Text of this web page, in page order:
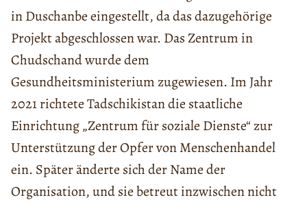
in Duschanbe eingestellt, da das dazugehörige
Projekt abgeschlossen war. Das Zentrum in
Chudschand wurde dem
Gesundheitsministerium zugewiesen. Im Jahr
2021 richtete Tadschikistan die staatliche
Einrichtung „Zentrum für soziale Dienste“ zur
Unterstützung der Opfer von Menschenhandel
ein. Später änderte sich der Name der
Organisation, und sie betreut inzwischen nicht